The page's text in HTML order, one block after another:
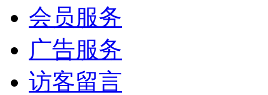
会员服务
广告服务
访客留言